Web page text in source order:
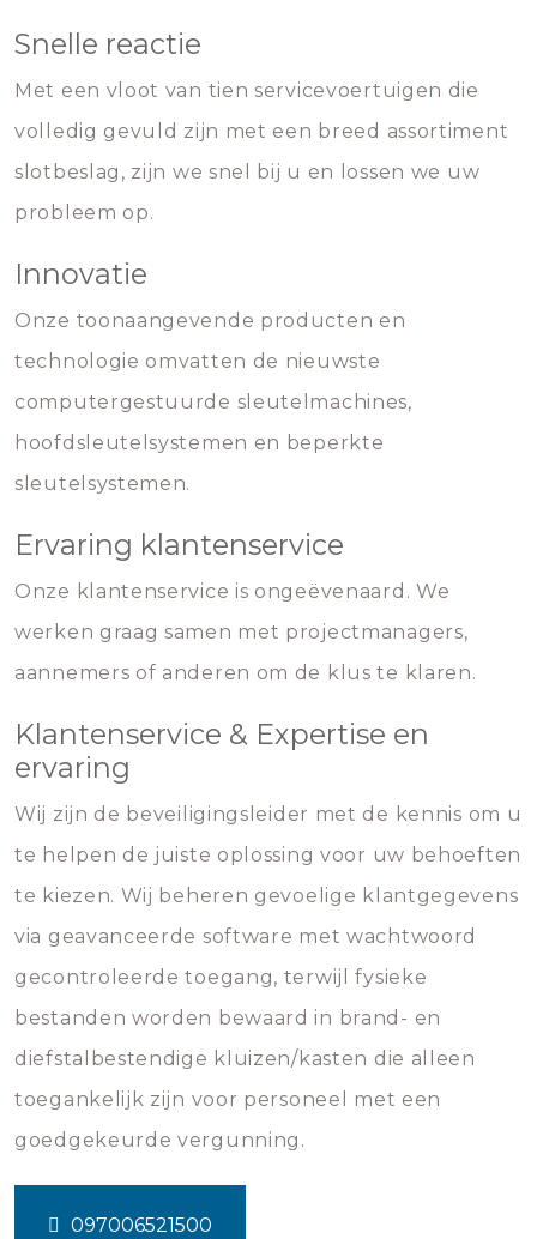
Snelle reactie
Met een vloot van tien servicevoertuigen die
volledig gevuld zijn met een breed assortiment
slotbeslag, zijn we snel bij u en lossen we uw
probleem op.
Innovatie
Onze toonaangevende producten en
technologie omvatten de nieuwste
computergestuurde sleutelmachines,
hoofdsleutelsystemen en beperkte
sleutelsystemen.
Ervaring klantenservice
Onze klantenservice is ongeëvenaard. We
werken graag samen met projectmanagers,
aannemers of anderen om de klus te klaren.
Klantenservice & Expertise en
ervaring
Wij zijn de beveiligingsleider met de kennis om u
te helpen de juiste oplossing voor uw behoeften
te kiezen. Wij beheren gevoelige klantgegevens
via geavanceerde software met wachtwoord
gecontroleerde toegang, terwijl fysieke
bestanden worden bewaard in brand- en
diefstalbestendige kluizen/kasten die alleen
toegankelijk zijn voor personeel met een
goedgekeurde vergunning.
097006521500